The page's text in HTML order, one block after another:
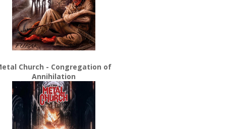
Church - Congregation of
Annihilation